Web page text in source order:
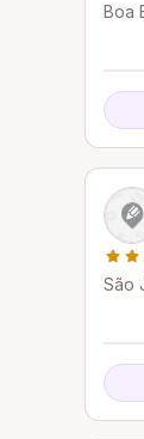
Boa
São